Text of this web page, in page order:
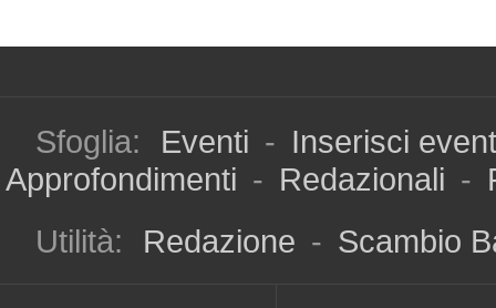
Sfoglia: Eventi - Inserisci
Approfondimenti - Redazionali -
Utilità:
Redazione - Scambio